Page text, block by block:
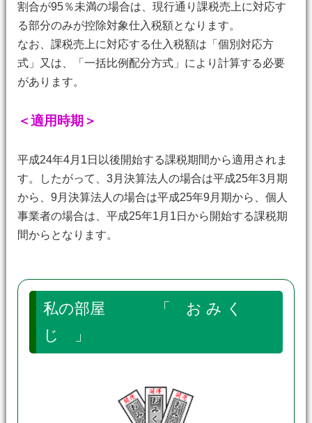
割合が95％未満の場合は、現行通り課税売上に対応す
る部分のみが控除対象仕入税額となります。
なお、課税売上に対応する仕入税額は「個別対応方
式」又は、「一括比例配分方式」により計算する必要
があります。
＜適用時期＞
平成24年4月1日以後開始する課税期間から適用されま
す。したがって、3月決算法人の場合は平成25年3月期
から、9月決算法人の場合は平成25年9月期から、個人
事業者の場合は、平成25年1月1日から開始する課税期
間からとなります。
私の部屋 「 お み く
じ 」